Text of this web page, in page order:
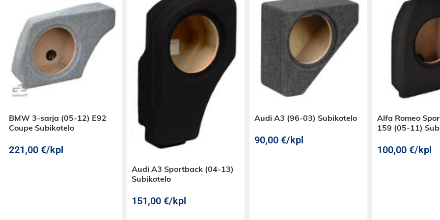
BMW 3-sarja (05-12) E92
Coupe Subikotelo
221,00 €/kpl
Audi A3 Sportback (04-13)
Subikotelo
151,00 €/kpl
Audi A3 (96-03) Subikotelo
90,00 €/kpl
Alfa Romeo
159 (05-11)
100,00 €/kpl